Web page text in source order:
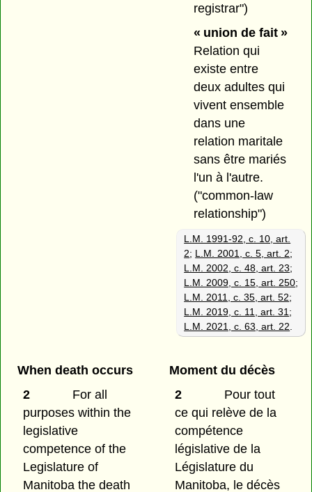
registrar")
« union de fait »
Relation qui
existe entre
deux adultes qui
vivent ensemble
dans une
relation maritale
sans être mariés
l'un à l'autre.
("common-law
relationship")
L.M. 1991-92, c. 10, art.
2; L.M. 2001, c. 5, art. 2;
L.M. 2002, c. 48, art. 23;
L.M. 2009, c. 15, art. 250;
L.M. 2011, c. 35, art. 52;
L.M. 2019, c. 11, art. 31 ;
L.M. 2021, c. 63, art. 22
When death occurs
2
For all
purposes within the
legislative
competence of the
Legislature of
Manitoba the death
Moment du décès
2
Pour tout
ce qui relève de la
compétence
législative de la
Législature du
Manitoba, le décès